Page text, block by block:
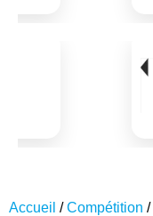
Accueil /Compétition /